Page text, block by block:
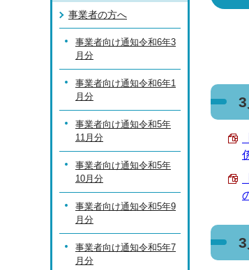
3
3
事業者の方へ
事業者向け通知令和6年3
月分
事業者向け通知令和6年1
月分
事業者向け通知令和5年
11月分
事業者向け通知令和5年
10月分
事業者向け通知令和5年9
月分
事業者向け通知令和5年7
月分